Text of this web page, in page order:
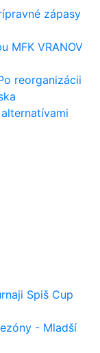
zápasy
MFK VRANOV
reorganizácii
Spiš Cup
- Mladší